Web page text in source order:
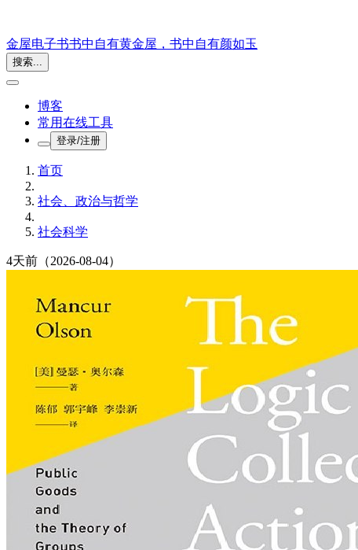
金屋电子书书中自有黄金屋，书中自有颜如玉
搜索...
博客
常用在线工具
登录/注册
首页
社会、政治与哲学
社会科学
4天前 （2026-08-04）